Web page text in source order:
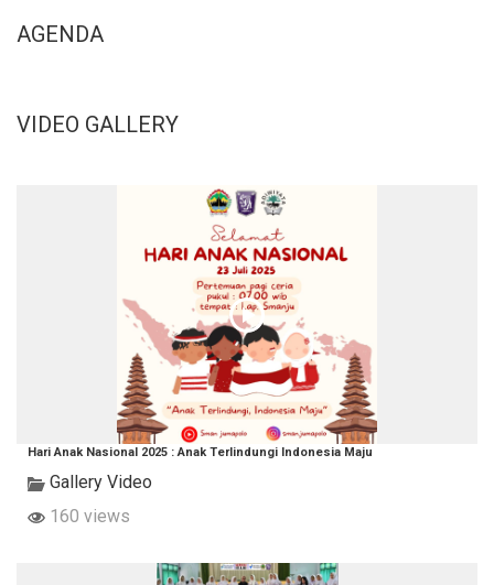
AGENDA
VIDEO GALLERY
Hari Anak Nasional 2025 : Anak Terlindungi Indonesia Maju
Gallery Video
160 views